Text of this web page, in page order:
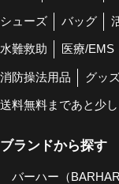
シューズ バッグ
水難救助 医療/EMS
消防操法用品 グッ
送料無料まであと少し
ブランドから探す
バーハー（BARHAR